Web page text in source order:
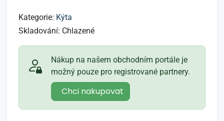
Kategorie: Kýta
Skladování: Chlazené
Nákup na našem obchodním portále je
možný pouze pro registrované partnery.
Chci nakupovat